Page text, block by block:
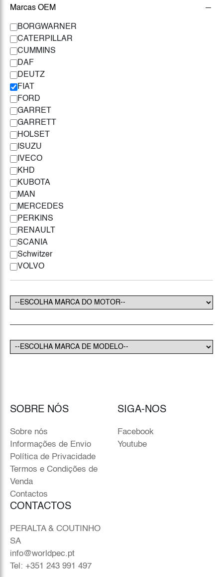
Marcas OEM
BORGWARNER
CATERPILLAR
CUMMINS
DAF
DEUTZ
FIAT
FORD
GARRET
GARRETT
HOLSET
ISUZU
IVECO
KHD
KUBOTA
MAN
MERCEDES
PERKINS
RENAULT
SCANIA
Schwitzer
VOLVO
SOBRE NÓS
Sobre nós
Informações de Envio
Política de Privacidade
Termos e Condições de
Venda
Contactos
SIGA-NOS
Facebook
Youtube
CONTACTOS
PERALTA & COUTINHO
SA
info@worldpec.pt
Tel: +351 243 991 497